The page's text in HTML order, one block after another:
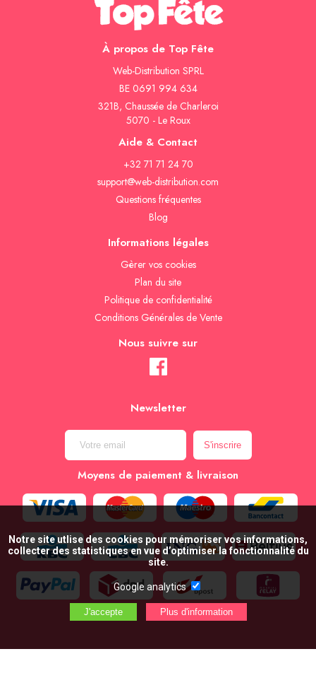
À propos de Top Fête
Web-Distribution SPRL
BE 0691 994 634
321B, Chaussée de Charleroi
5070 - Le Roux
Aide & Contact
+32 71 71 24 70
support@web-distribution.com
Questions fréquentes
Blog
Informations légales
Gèrer vos cookies
Plan du site
Politique de confidentialité
Conditions Générales de Vente
Nous suivre sur
Newsletter
Moyens de paiement & livraison
Notre site utlise des cookies pour mémoriser vos informations,
collecter des statistiques en vue d’optimiser la fonctionnalité du
site.
Google analytics